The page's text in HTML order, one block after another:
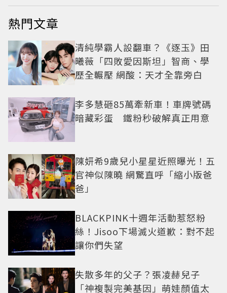
熱門文章
清純學霸人設翻車？《逐玉》田
曦薇「四敗愛因斯坦」智商、學
歷全輾壓 網酸：天才全靠旁白
李多慧砸85萬牽新車！車牌號碼
暗藏彩蛋 鐵粉秒破解真正用意
陳妍希9歲兒小星星近照曝光！五
官神似陳曉 網驚直呼「縮小版爸
爸」
BLACKPINK十週年活動惹怒粉
絲！Jisoo下場滅火道歉：對不起
讓你們失望
失散多年的父子？張凌赫兒子
「神複製完美基因」萌娃顏值太